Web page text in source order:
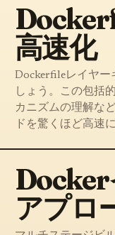
高速化
Dockerfileレイヤー
しょう。この包括
カニズムの理解な
ドを驚くほど高速
Docker
アプロ